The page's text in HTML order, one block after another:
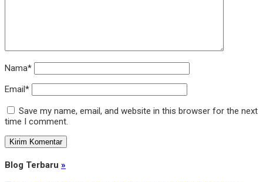
Nama*
Email*
Save my name, email, and website in this browser for the next
time I comment.
Blog Terbaru »